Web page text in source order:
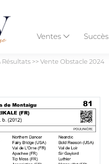
Ventes Succès
Résultats>>Vente Obstacle 2024